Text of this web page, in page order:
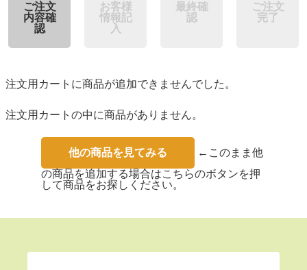
ご注文
内容確
認
お客様
情報記
入
最終確
認
ご注文
完了
注文用カートに商品が追加できませんでした。
注文用カートの中に商品がありません。
他の商品を見てみる
←このまま他
の商品を追加する場合はこちらのボタンを押
して商品をお探しください。